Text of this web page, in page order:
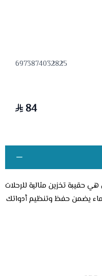
6973874032825
84
حقيبة تخزين مثالية للرحلات
يضمن حفظ وتنظيم أدواتك